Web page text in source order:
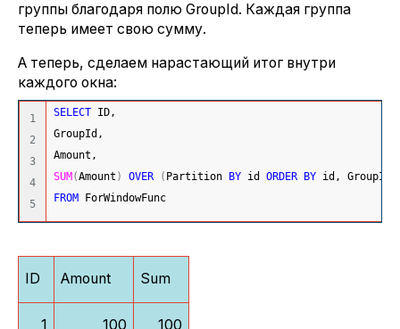
группы благодаря полю GroupId. Каждая группа
теперь имеет свою сумму.
А теперь, сделаем нарастающий итог внутри
каждого окна:
1
2
3
4
SELECT ID,
GroupId,
Amount,
SUM (Amount ) OVER ( Partition BY id ORDER BY id, GroupId,
FROM ForWindowFunc
ID Amount Sum
1 100 100